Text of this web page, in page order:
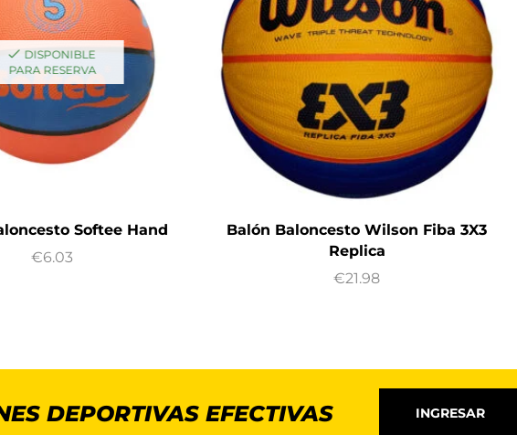
DISPONIBLE
PARA RESERVA
Softee Hand
€6.03
Balón Baloncesto Wilson Fiba 3X3
Replica
€21.98
DEPORTIVAS EFECTIVAS INGRESAR